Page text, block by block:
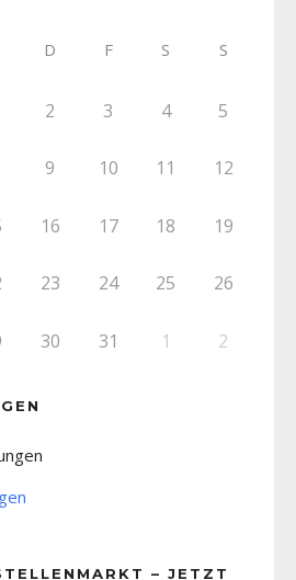
D F S S
2 3 4 5
9 10 11 12
16 17 18 19
23 24 25 26
30 31 1 2
– JETZT